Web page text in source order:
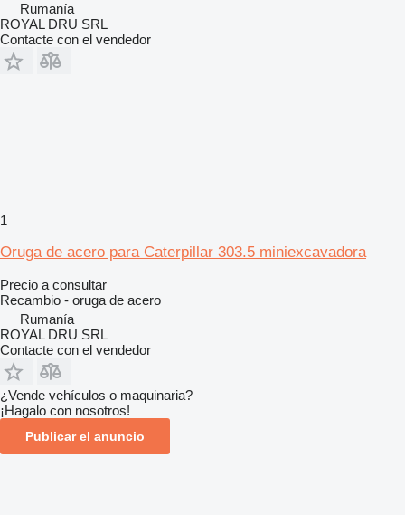
Rumanía
ROYAL DRU SRL
Contacte con el vendedor
1
Oruga de acero para Caterpillar 303.5 miniexcavadora
Precio a consultar
Recambio - oruga de acero
Rumanía
ROYAL DRU SRL
Contacte con el vendedor
¿Vende vehículos o maquinaria?
¡Hagalo con nosotros!
Publicar el anuncio